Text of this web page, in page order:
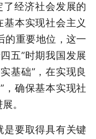
经济社会发展的
基本实现社会主义
的重要地位，这一
五”时期我国发展
基础”，在实现良
，确保基本实现社
。
要取得具有关键